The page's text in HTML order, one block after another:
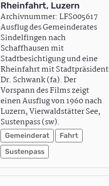
Rheinfahrt, Luzern
Archivnummer: LFS005617
Ausflug des Gemeinderates
Sindelfingen nach
Schaffhausen mit
Stadtbesichtigung und eine
Rheinfahrt mit Stadtpräsident
Dr. Schwank (fa). Der
Vorspann des Films zeigt
einen Ausflug von 1960 nach
Luzern, Vierwaldstätter See,
Sustenpass (sw).
Gemeinderat
Fahrt
Sustenpass